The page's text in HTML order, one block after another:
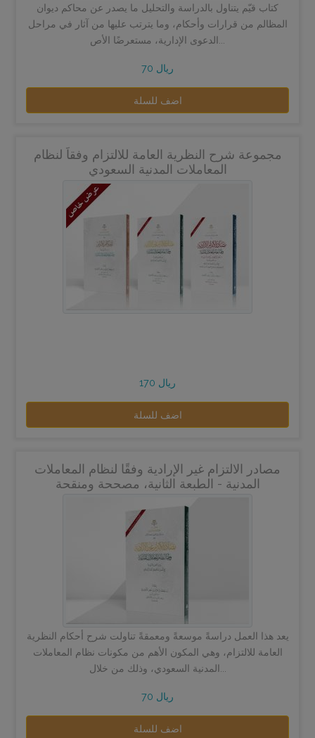
كتاب قيّم يتناول بالدراسة والتحليل ما يصدر عن محاكم ديوان
المظالم من قرارات وأحكام، وما يترتب عليها من آثار في مراحل
70 ريال
اضف للسلة
مجموعة شرح النظرية العامة للالتزام وفقاً لنظام
المعاملات المدنية السعودي
170 ريال
اضف للسلة
مصادر الالتزام غير الإرادية وفقًا لنظام المعاملات
المدنية - الطبعة الثانية، مصححة ومنقحة
يعد هذا العمل دراسةً موسعةً ومعمقةً تناولت شرح أحكام النظرية
العامة للالتزام، وهي المكون الأهم من مكونات نظام المعاملات
70 ريال
اضف للسلة